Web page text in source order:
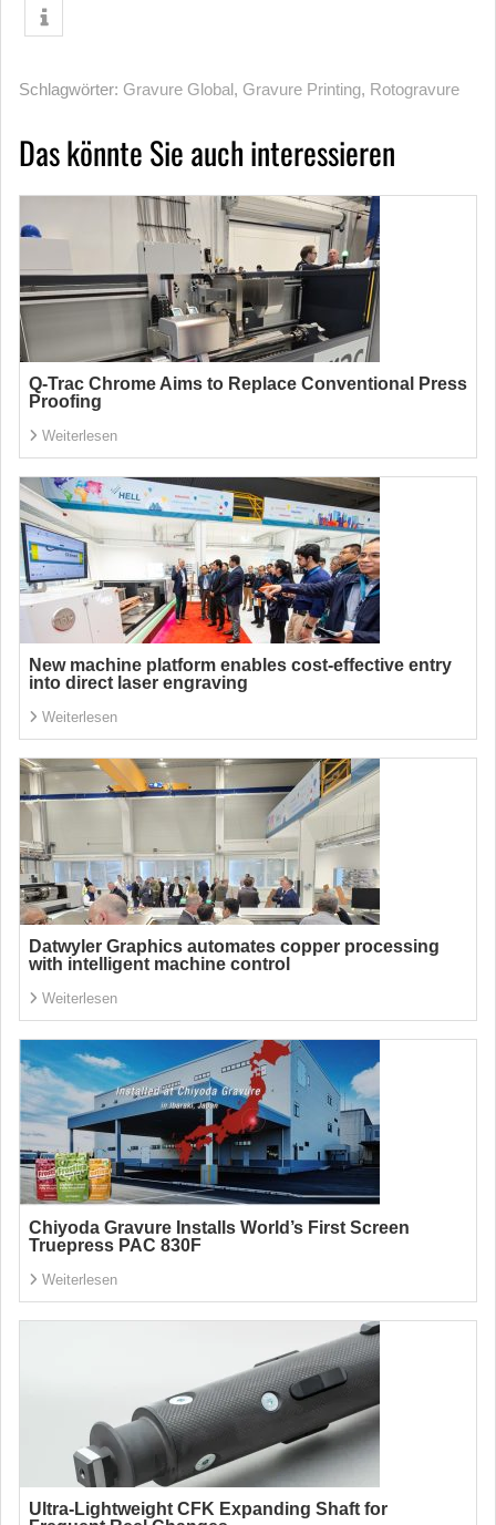
Schlagwörter: Gravure Global, Gravure Printing, Rotogravure
Das könnte Sie auch interessieren
Q-Trac Chrome Aims to Replace Conventional Press
Proofing
Weiterlesen
New machine platform enables cost-effective entry
into direct laser engraving
Weiterlesen
Datwyler Graphics automates copper processing
with intelligent machine control
Weiterlesen
Chiyoda Gravure Installs World’s First Screen
Truepress PAC 830F
Weiterlesen
Ultra-Lightweight CFK Expanding Shaft for